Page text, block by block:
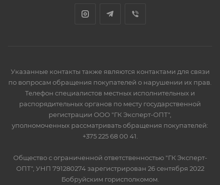
Указанные контакты также являются контактами для связи
по вопросам обращения покупателей о нарушении их прав.
Телефон специалистов местных исполнительных и
распорядительных органов по месту государственной
регистрации ООО "ГК Эксперт-ОПТ",
уполномоченных рассматривать обращения покупателей:
+375 225 68 00 41.
Общество с ограниченной ответственностью "ГК Эксперт-
ОПТ", УНП 791280274 зарегистрирован 26 сентября 2022
Бобруйским горисполкомом.